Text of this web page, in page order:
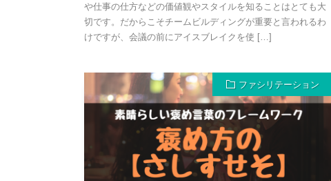
や仕事の仕方などの価値観やスタイルを知ることはとても大
切です。だからこそチームビルディングが重要と言われるわ
けですが、会議の前にアイスブレイクを使 […]
ファシリテーション